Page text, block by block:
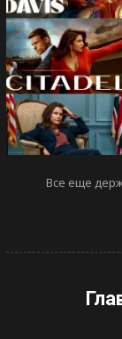
Все еще